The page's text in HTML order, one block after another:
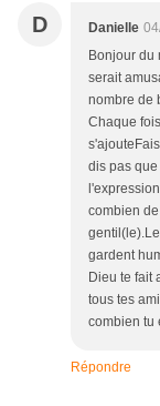
D Danielle
Bonjour du
serait
nombre de
Chaque
dis pas
combien
gardent
Dieu te fait
tous tes
combien tu
Répondre